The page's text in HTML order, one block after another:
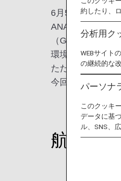
6月5日は国連が
ANAグループで
（Governance
環境問題につい
ただきながら
今回は2021年度
航空機
約したり、
分析用ク
WEBサイト
の継続的な
パーソナ
このクッキ
データに基
ル、SNS、